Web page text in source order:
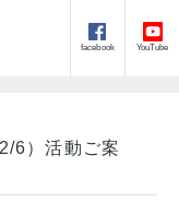
facebook YouTube
6）活動ご案